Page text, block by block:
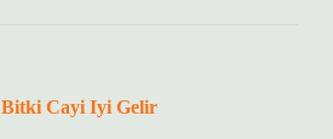
Bitki Cayi Iyi Gelir